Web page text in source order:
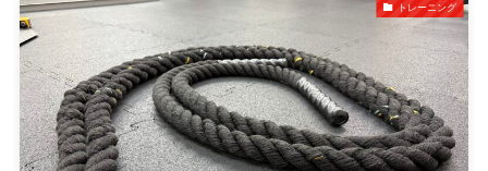
トレーニング